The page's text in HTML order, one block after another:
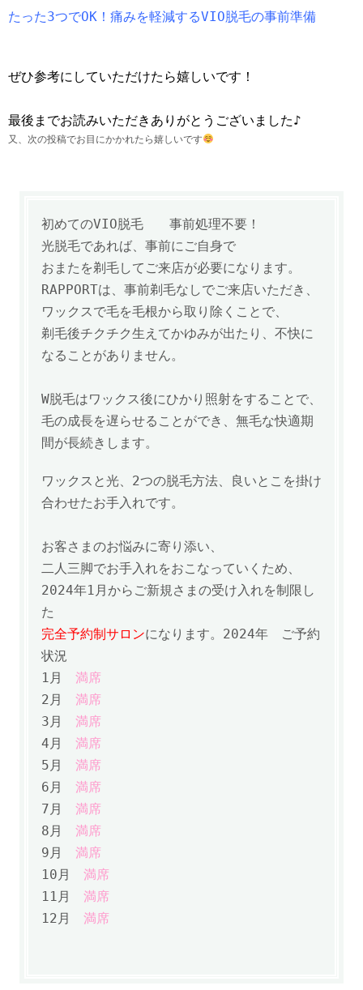
たった3つでOK！痛みを軽減するVIO脱毛の事前準備
ぜひ参考にしていただけたら嬉しいです！
最後までお読みいただきありがとうございました♪
又、次の投稿でお目にかかれたら嬉しいです
初めてのVIO脱毛 事前処理不要！
光脱毛であれば、事前にご自身で
おまたを剃毛してご来店が必要になります。
RAPPORTは、事前剃毛なしでご来店いただき、
ワックスで毛を毛根から取り除くことで、
剃毛後チクチク生えてかゆみが出たり、不快に
なることがありません。
W脱毛はワックス後にひかり照射をすることで、
毛の成長を遅らせることができ、 無毛な快適期
間が長続きします。
ワックスと光、2つの脱毛方法、良いとこを掛け
合わせたお手入れです。
お客さまのお悩みに寄り添い、
二人三脚でお手入れをおこなっていくため、
2024年1月からご新規さまの受け入れを制限し
た
完全予約制サロンになります。 2024年
ご予約
状況
1月 満席
2月 満席
3月 満席
4月 満席
5月 満席
6月 満席
7月 満席
8月 満席
9月 満席
10月
満席
11月
満席
12月
満席